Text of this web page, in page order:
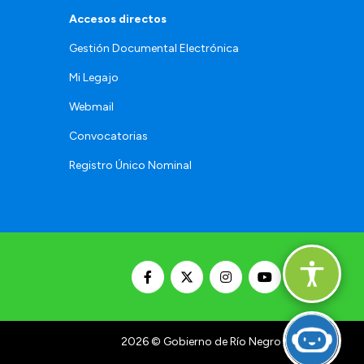
Accesos directos
Gestión Documental Electrónica
Mi Legajo
Webmail
Convocatorias
Registro Único Nominal
2026© Gobierno de Río Negro